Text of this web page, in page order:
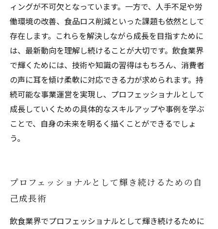
ィングが不可欠となっています。一方で、人手不足や労
働環境の改善、食品ロス削減といった課題も依然として
存在します。これらを解決しながら成長を目指すために
は、最新動向を理解し続けることが大切です。飲食業界
で輝くためには、技術や知識の習得はもちろん、消費者
の声に耳を傾け柔軟に対応できる力が求められます。持
続可能な事業運営を実現し、プロフェッショナルとして
成長していくための具体的なスキルアップや事例を学ぶ
ことで、自身の未来を明るく描くことができるでしょ
う。
プロフェッショナルとして輝き続けるための自
己成長術
飲食業界でプロフェッショナルとして輝き続けるために